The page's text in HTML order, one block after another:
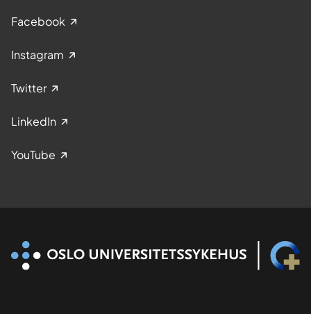
Facebook
Instagram
Twitter
LinkedIn
YouTube